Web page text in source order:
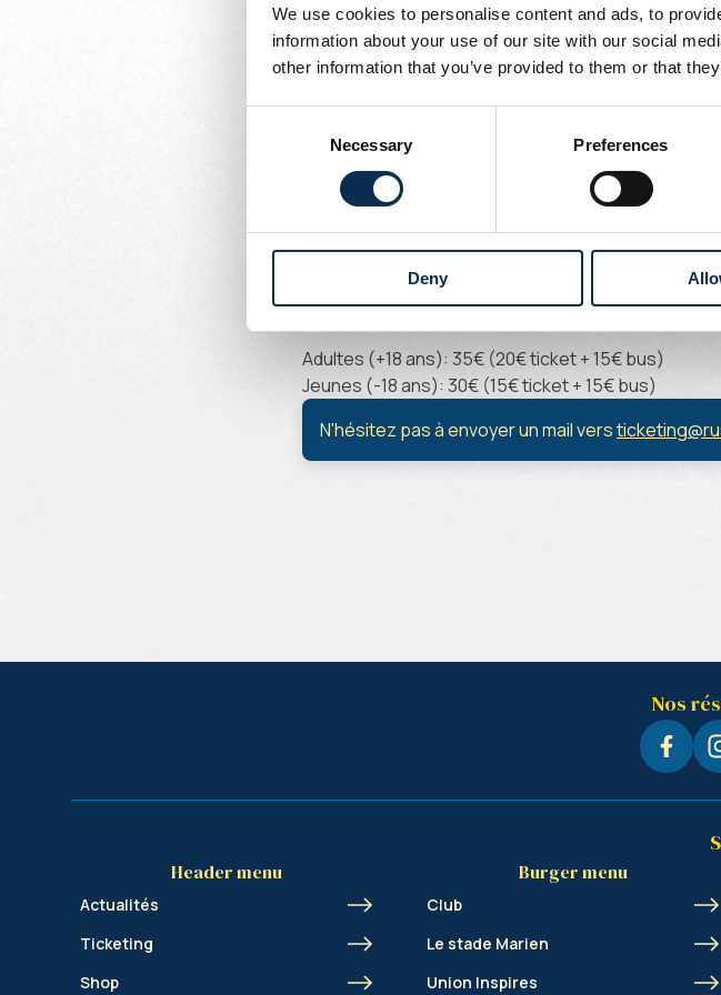
We use cookies to personalise content and ads, to
information about your use of our site with our social
other information that you’ve provided to them or that
Necessary Preferences
Deny
Écrit par
Union Content Team
Ticket de match et de bus
Le déplacement en combibus est obligatoire pour
supporters qui souhaitent y aller dimanche. Ticket
ticketing.rusg.brussels
Prix
Adultes (+18 ans): 35€ (20€ ticket + 15€ bus)
Jeunes (-18 ans): 30€ (15€ ticket + 15€ bus)
N'hésitez pas à envoyer un mail vers
Nos
Header menu
Actualités
Ticketing
Shop
Burger menu
Club
Le stade Marien
Union Inspires